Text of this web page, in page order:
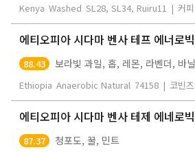
Kenya Washed SL28, SL34, Ruiru11 | 커
에티오피아 시다마 벤사 테프 에너로
88.43 보라빛 과일, 홉, 레몬, 라벤더, 바
Ethiopia Anaerobic Natural 74158 | 코빈
에티오피아 시다마 벤사 테제 에네로
87.37 청포도, 꿀, 민트